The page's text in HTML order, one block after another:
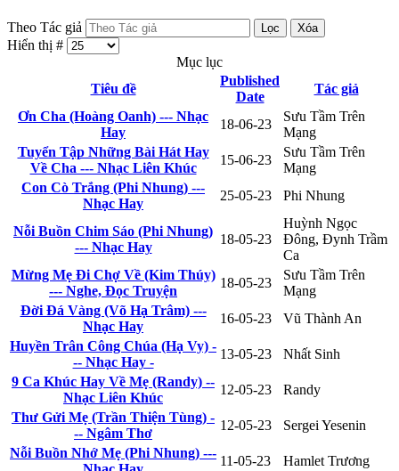
Theo Tác giả Lọc Xóa
Hiển thị #
Mục lục
Tiêu đề
Published
Date
Tác giả
Ơn Cha (Hoàng Oanh) --- Nhạc
Hay
18-06-23
Sưu Tầm Trên
Mạng
Tuyển Tập Những Bài Hát Hay
Về Cha --- Nhạc Liên Khúc
15-06-23
Sưu Tầm Trên
Mạng
Con Cò Trắng (Phi Nhung) ---
Nhạc Hay
25-05-23 Phi Nhung
Nỗi Buồn Chim Sáo (Phi Nhung)
--- Nhạc Hay
18-05-23
Huỳnh Ngọc
Đông, Đynh Trầm
Ca
Mừng Mẹ Đi Chợ Về (Kim Thúy)
--- Nghe, Đọc Truyện
18-05-23
Sưu Tầm Trên
Mạng
Đời Đá Vàng (Võ Hạ Trâm) ---
Nhạc Hay
16-05-23
Vũ Thành An
Huyền Trân Công Chúa (Hạ Vy) -
-- Nhạc Hay -
13-05-23
Nhất Sinh
9 Ca Khúc Hay Về Mẹ (Randy) --
Nhạc Liên Khúc
12-05-23
Randy
Thư Gửi Mẹ (Trần Thiện Tùng) -
-- Ngâm Thơ
12-05-23
Sergei Yesenin
Nỗi Buồn Nhớ Mẹ (Phi Nhung) ---
11-05-23
Hamlet Trương